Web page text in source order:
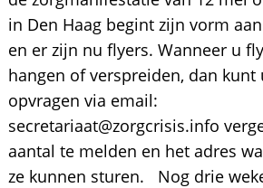
in Den Haag begint zijn vorm
en er zijn nu flyers. Wanneer u
hangen of verspreiden, dan kunt
opvragen via email:
secretariaat@zorgcrisis.info
aantal te melden en het adres
ze kunnen sturen. Nog drie